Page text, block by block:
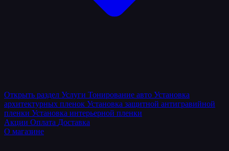
Открыть раздел Услуги Тонирование авто Установка
архитектурных пленок Установка защитной антигравийной
пленки Установка интерьерной пленки
Акции Оплата Доставка
О магазине